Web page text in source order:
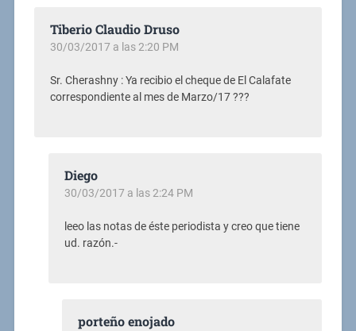
Tiberio Claudio Druso
30/03/2017 a las 2:20 PM
Sr. Cherashny : Ya recibio el cheque de El Calafate
correspondiente al mes de Marzo/17 ???
Diego
30/03/2017 a las 2:24 PM
leeo las notas de éste periodista y creo que tiene
ud. razón.-
porteño enojado